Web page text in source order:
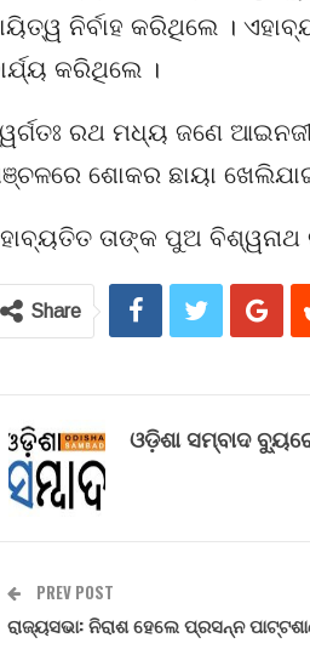
ନିର୍ବାହ କରିଥିଲେ ।
କରିଥିଲେ ।
ରଥ ମଧ୍ୟ ଜଣେ
ଶୋକର ଛାୟା
ତାଙ୍କ ପୁଅ ବିଶ୍ୱନାଥ
Share
ଓଡ଼ିଶା ସମ୍ବାଦ
PREV POST
ରାଜ୍ୟସଭା: ନିରାଶ ହେଲେ ପ୍ରସନ୍ନ